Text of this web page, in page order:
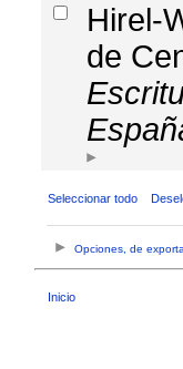
Hirel-
de
Seleccionar todo
Opciones, de
Inicio